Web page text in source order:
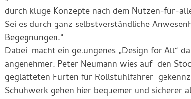
durch kluge Konzepte nach dem Nutzen-für-
Sei es durch ganz selbstverständliche
Begegnungen.“
Dabei macht ein gelungenes „Design for All“
angenehmer. Peter Neumann wies auf den
geglätteten Furten für Rollstuhlfahrer
Schuhwerk gehen hier bequemer und